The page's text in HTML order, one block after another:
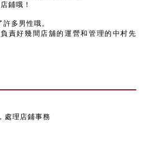
鋪哦！
多男性哦。
責好幾間店舖的運營和管理的中村先
處理店鋪事務